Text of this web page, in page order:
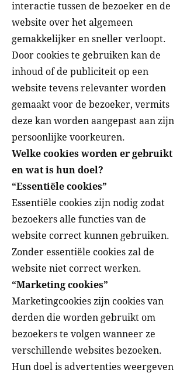
interactie tussen de bezoeker en de
website over het algemeen
gemakkelijker en sneller verloopt.
Door cookies te gebruiken kan de
inhoud of de publiciteit op een
website tevens relevanter worden
gemaakt voor de bezoeker, vermits
deze kan worden aangepast aan zijn
persoonlijke voorkeuren.
Welke cookies worden er gebruikt
en wat is hun doel?
“Essentiële cookies”
Essentiële cookies zijn nodig zodat
bezoekers alle functies van de
website correct kunnen gebruiken.
Zonder essentiële cookies zal de
website niet correct werken.
“Marketing cookies”
Marketingcookies zijn cookies van
derden die worden gebruikt om
bezoekers te volgen wanneer ze
verschillende websites bezoeken.
Hun doel is advertenties weergeven